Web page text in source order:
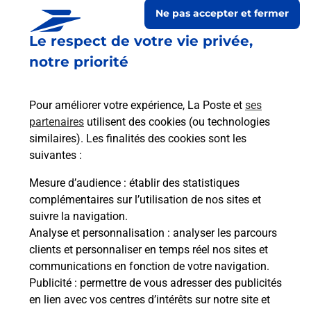
Le respect de votre vie privée,
notre priorité
Pour améliorer votre expérience, La Poste et ses
partenaires utilisent des cookies (ou technologies
similaires). Les finalités des cookies sont les
suivantes :
Mesure d’audience : établir des statistiques
complémentaires sur l’utilisation de nos sites et
suivre la navigation.
Analyse et personnalisation : analyser les parcours
clients et personnaliser en temps réel nos sites et
communications en fonction de votre navigation.
Publicité : permettre de vous adresser des publicités
en lien avec vos centres d’intérêts sur notre site et
Ne pas accepter et fermer
Collecte du courrier aujourd'hui à 08h30
631 Grande Rue
60130 Lieuvillers
Itinéraire
Le lien s'ouvre dans un nouvel onglet